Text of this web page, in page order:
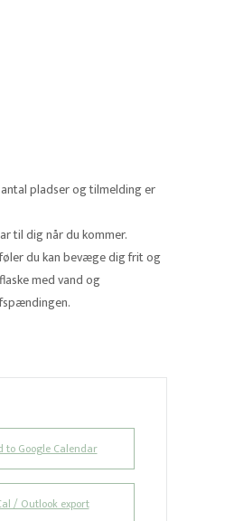
pladser og tilmelding er
til dig når du kommer.
du kan bevæge dig frit og
med vand og
to Google Calendar
/ Outlook export